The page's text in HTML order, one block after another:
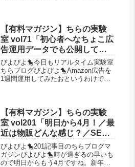
バイトになれたんだって気持ちに...
【有料マガジン】ちらの実験
室 vol71「初心者へなちょこ広
告運用データでも公開してみ
る／ハックかブランドか論争
／変動きてんね」
ぴよぴよ🐤今日もリアルタイム実験室
ちらブログぴよぴよ🐤​Amazon広告を
1週間運用してみたおというわけで、
ら1のリアルでございます。...
【有料マガジン】ちらの実験
室 vol201「明日から4月！／最
近は物販どんな感じ？／SEO
近況と収益概算報告！我が名
は不屈のちら兵衛！」
ぴよぴよ🐤201記事目のちらブログマ
ガジンぴよぴよ🐤時が過ぎるの早いも
ので明日からもう4月ですね。新年度